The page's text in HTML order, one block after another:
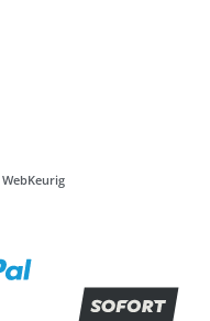
WebKeurig